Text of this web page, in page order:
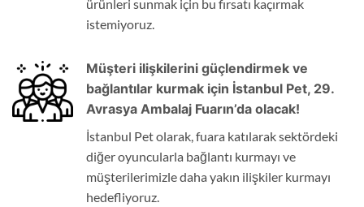
ürünleri sunmak için bu fırsatı kaçırmak
istemiyoruz.
Müşteri ilişkilerini güçlendirmek ve
bağlantılar kurmak için İstanbul Pet, 29.
Avrasya Ambalaj Fuarın’da olacak!
İstanbul Pet olarak, fuara katılarak sektördeki
diğer oyuncularla bağlantı kurmayı ve
müşterilerimizle daha yakın ilişkiler kurmayı
hedefliyoruz.